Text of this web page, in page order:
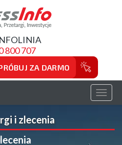
800 707
ZA DARMO
Toggle
i zlecenia